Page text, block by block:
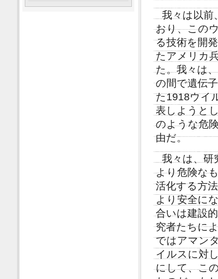
我々は以前
おり、この
る技術を開
たアメリカ
た。我々は
の間で遺伝
た1918ウイ
表しようと
のような危
由だ。
我々は、研
より危険な
活化する方
より安全に
合いは建設
究者たちに
ではアマン
イルスに対
にして、こ